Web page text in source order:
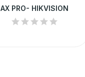
AX PRO- HIKVISION